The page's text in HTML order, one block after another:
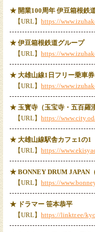
★ 開業100周年 伊豆箱根鉄
【URL】https://
★ 伊豆箱根鉄道グループ
【URL】https://
★ 大雄山線1日フリー乗車
【URL】https://
★ 玉寳寺（玉宝寺・五百羅
【URL】https://
★ 大雄山線駅舎カフェ1の1
【URL】https://
★ BONNEY DRUM JAPAN
【URL】https://
★ ドラマー 笹本恭平
【URL】https://linktr.ee/